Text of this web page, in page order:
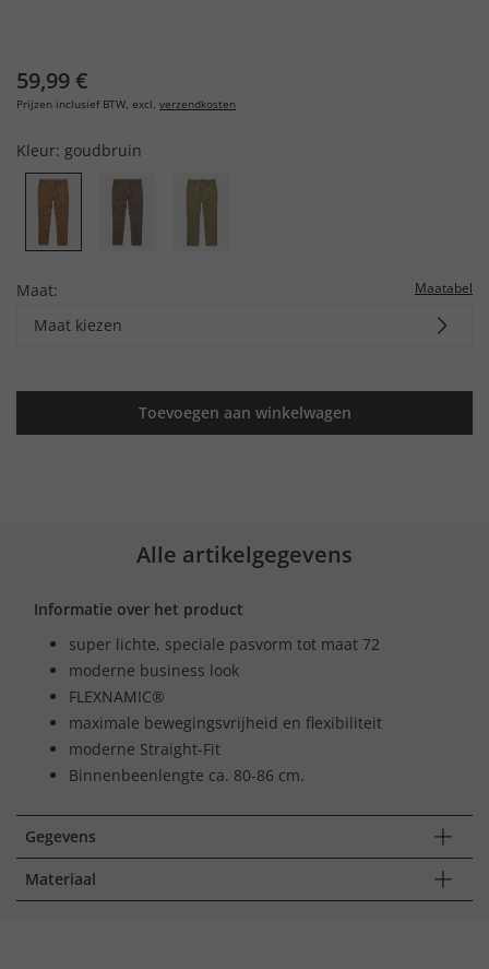
59,99 €
Prijzen inclusief BTW, excl. verzendkosten
Kleur: goudbruin
Maat: Maatabel
Maat kiezen
Toevoegen aan winkelwagen
Alle artikelgegevens
Informatie over het product
super lichte, speciale pasvorm tot maat 72
moderne business look
FLEXNAMIC®
maximale bewegingsvrijheid en flexibiliteit
moderne Straight-Fit
Binnenbeenlengte ca. 80-86 cm.
Gegevens
Materiaal